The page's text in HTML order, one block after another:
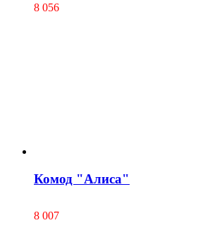
8 056
Комод "Алиса"
8 007